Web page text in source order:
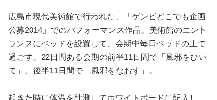
広島市現代美術館で行われた、「ゲンビどこでも企画
公募2014」でのパフォーマンス作品。美術館のエント
ランスにベッドを設置して、会期中毎日ベッドの上で
過ごす。22日間ある会期の前半11日間で「風邪をひい
て」、後半11日間で「風邪をなおす」。
起きた時に体温を計測してホワイトボードに記入し、